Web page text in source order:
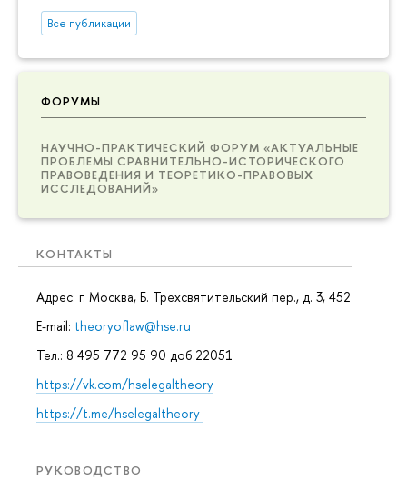
Все публикации
ФОРУМЫ
НАУЧНО-ПРАКТИЧЕСКИЙ ФОРУМ «АКТУАЛЬНЫЕ
ПРОБЛЕМЫ СРАВНИТЕЛЬНО-ИСТОРИЧЕСКОГО
ПРАВОВЕДЕНИЯ И ТЕОРЕТИКО-ПРАВОВЫХ
ИССЛЕДОВАНИЙ»
КОНТАКТЫ
Адрес: г. Москва, Б. Трехсвятительский пер., д. 3, 452
E-mail: theoryoflaw@hse.ru
Тел.: 8 495 772 95 90 доб.22051
https://vk.com/hselegaltheory
https://t.me/hselegaltheory
РУКОВОДСТВО